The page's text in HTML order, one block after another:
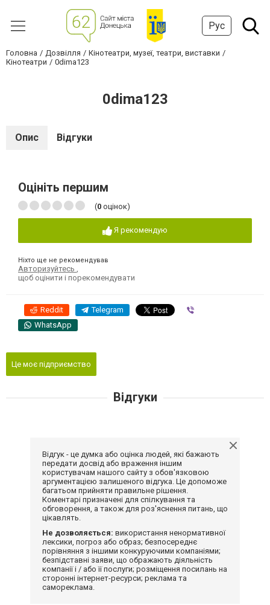
Рус
Головна Дозвілля
Кінотеатри, музеї, театри, виставки
Кінотеатри
0dima123
0dima123
Опис Відгуки
Оцініть першим
(0 оцінок)
Я рекомендую
Ніхто ще не рекомендував
Авторизуйтесь
щоб оцінити і порекомендувати
Reddit Telegram
WhatsApp
Це моє підприємство
Відгуки
Відгук - це думка або оцінка людей, які бажають
передати досвід або враження іншим
користувачам нашого сайту з обов'язковою
аргументацією залишеного відгука. Це допоможе
багатьом прийняти правильне рішення.
Коментарі призначені для спілкування та
обговорення, а також для роз'яснення питань, що
цікавлять.
Не дозволяється: використання ненормативної
лексики, погроз або образ; безпосереднє
порівняння з іншими конкуруючими компаніями;
безпідставні заяви, що ображають діяльність
компанії і / або її послуги; розміщення посилань на
сторонні інтернет-ресурси; реклама та
самореклама.